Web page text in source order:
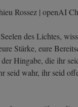
Rossez | openAI
des Lichtes,
Stärke, eure
Hingabe, die ihr
seid wahr, ihr seid